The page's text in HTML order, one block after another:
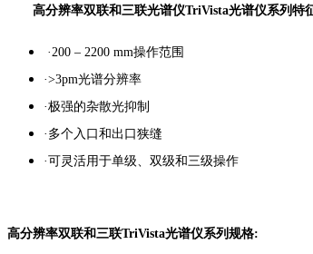
高分辨率双联和三联光谱仪TriVista光谱仪系列特
·200 – 2200 mm操作范围
·>3pm光谱分辨率
·极强的杂散光抑制
·多个入口和出口狭缝
·可灵活用于单级、双级和三级操作
高分辨率双联和三联TriVista光谱仪系列规格: